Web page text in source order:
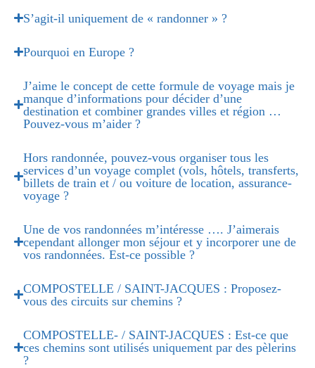
S’agit-il uniquement de « randonner » ?
Pourquoi en Europe ?
J’aime le concept de cette formule de voyage mais je
manque d’informations pour décider d’une
destination et combiner grandes villes et région …
Pouvez-vous m’aider ?
Hors randonnée, pouvez-vous organiser tous les
services d’un voyage complet (vols, hôtels, transferts,
billets de train et / ou voiture de location, assurance-
voyage ?
Une de vos randonnées m’intéresse …. J’aimerais
cependant allonger mon séjour et y incorporer une de
vos randonnées. Est-ce possible ?
COMPOSTELLE / SAINT-JACQUES : Proposez-
vous des circuits sur chemins ?
COMPOSTELLE- / SAINT-JACQUES : Est-ce que
ces chemins sont utilisés uniquement par des pèlerins
?